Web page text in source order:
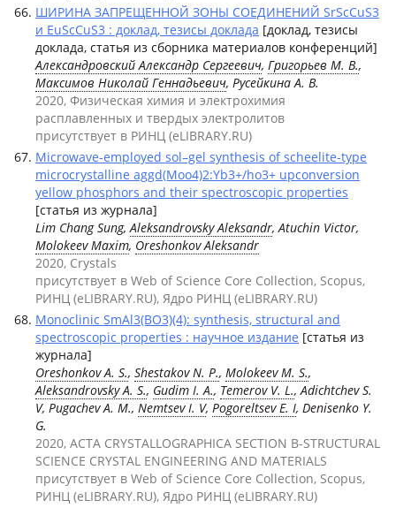
ШИРИНА ЗАПРЕЩЕННОЙ ЗОНЫ СОЕДИНЕНИЙ SrScCuS3
и EuScCuS3 : доклад, тезисы доклада [доклад, тезисы
доклада, статья из сборника материалов конференций]
Александровский Александр Сергеевич, Григорьев М. В.,
Максимов Николай Геннадьевич, Русейкина А. В.
2020, Физическая химия и электрохимия
расплавленных и твердых электролитов
присутствует в РИНЦ (eLIBRARY.RU)
Microwave-employed sol–gel synthesis of scheelite-type
microcrystalline aggd(Moo4)2:Yb3+/ho3+ upconversion
yellow phosphors and their spectroscopic properties
[статья из журнала]
Lim Chang Sung,Aleksandrovsky Aleksandr, Atuchin Victor,
Molokeev Maxim, Oreshonkov Aleksandr
2020, Crystals
присутствует в Web of Science Core Collection, Scopus,
РИНЦ (eLIBRARY.RU), Ядро РИНЦ (eLIBRARY.RU)
Monoclinic SmAl3(BO3)(4): synthesis, structural and
spectroscopic properties : научное издание [статья из
журнала]
Oreshonkov A. S., Shestakov N. P., Molokeev M. S.,
Aleksandrovsky A. S., Gudim I. A., Temerov V. L., Adichtchev S.
V, Pugachev A. M., Nemtsev I. V, Pogoreltsev E. I, Denisenko Y.
G.
2020, ACTA CRYSTALLOGRAPHICA SECTION B-STRUCTURAL
SCIENCE CRYSTAL ENGINEERING AND MATERIALS
присутствует в Web of Science Core Collection, Scopus,
РИНЦ (eLIBRARY.RU), Ядро РИНЦ (eLIBRARY.RU)